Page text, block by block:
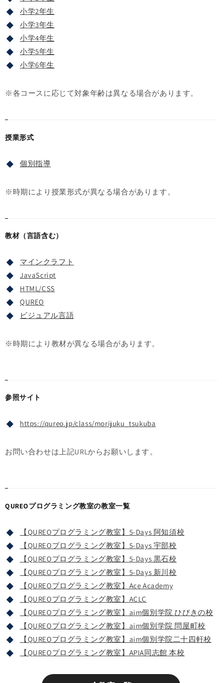
小学2年生
小学3年生
小学4年生
小学5年生
小学6年生
※各コースに応じて対象年齢は異なる場合があります。
授業形式
個別指導
※時期により授業形式が異なる場合があります。
教材（言語含む）
マインクラフト
JavaScript
HTML/CSS
QUREO
ビジュアル言語
※時期により教材が異なる場合があります。
参照サイト
https://qureo.jp/class/morijuku_tsukuba
お問い合わせは上記URLからお願いします。
QUREOプログラミング教室の教室一覧
【QUREOプログラミング教室】5-Days 阿知須校
【QUREOプログラミング教室】5-Days 宇部校
【QUREOプログラミング教室】5-Days 黒石校
【QUREOプログラミング教室】5-Days 新川校
【QUREOプログラミング教室】Ace Academy
【QUREOプログラミング教室】ACLC
【QUREOプログラミング教室】aim個別学院 ひびきの校
【QUREOプログラミング教室】aim個別学院 問屋町校
【QUREOプログラミング教室】aim個別学院二十四軒校
【QUREOプログラミング教室】APIA同志館 本校